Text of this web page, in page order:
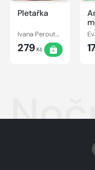
Pletařka
Ivana Peroutková
279 Kč